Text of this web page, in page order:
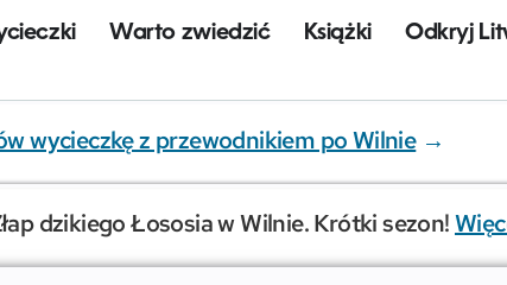
Warto zwiedzić Książki Odkryj
wycieczkę z przewodnikiem po Wilnie→
dzikiego Łososia w Wilnie. Krótki sezon!